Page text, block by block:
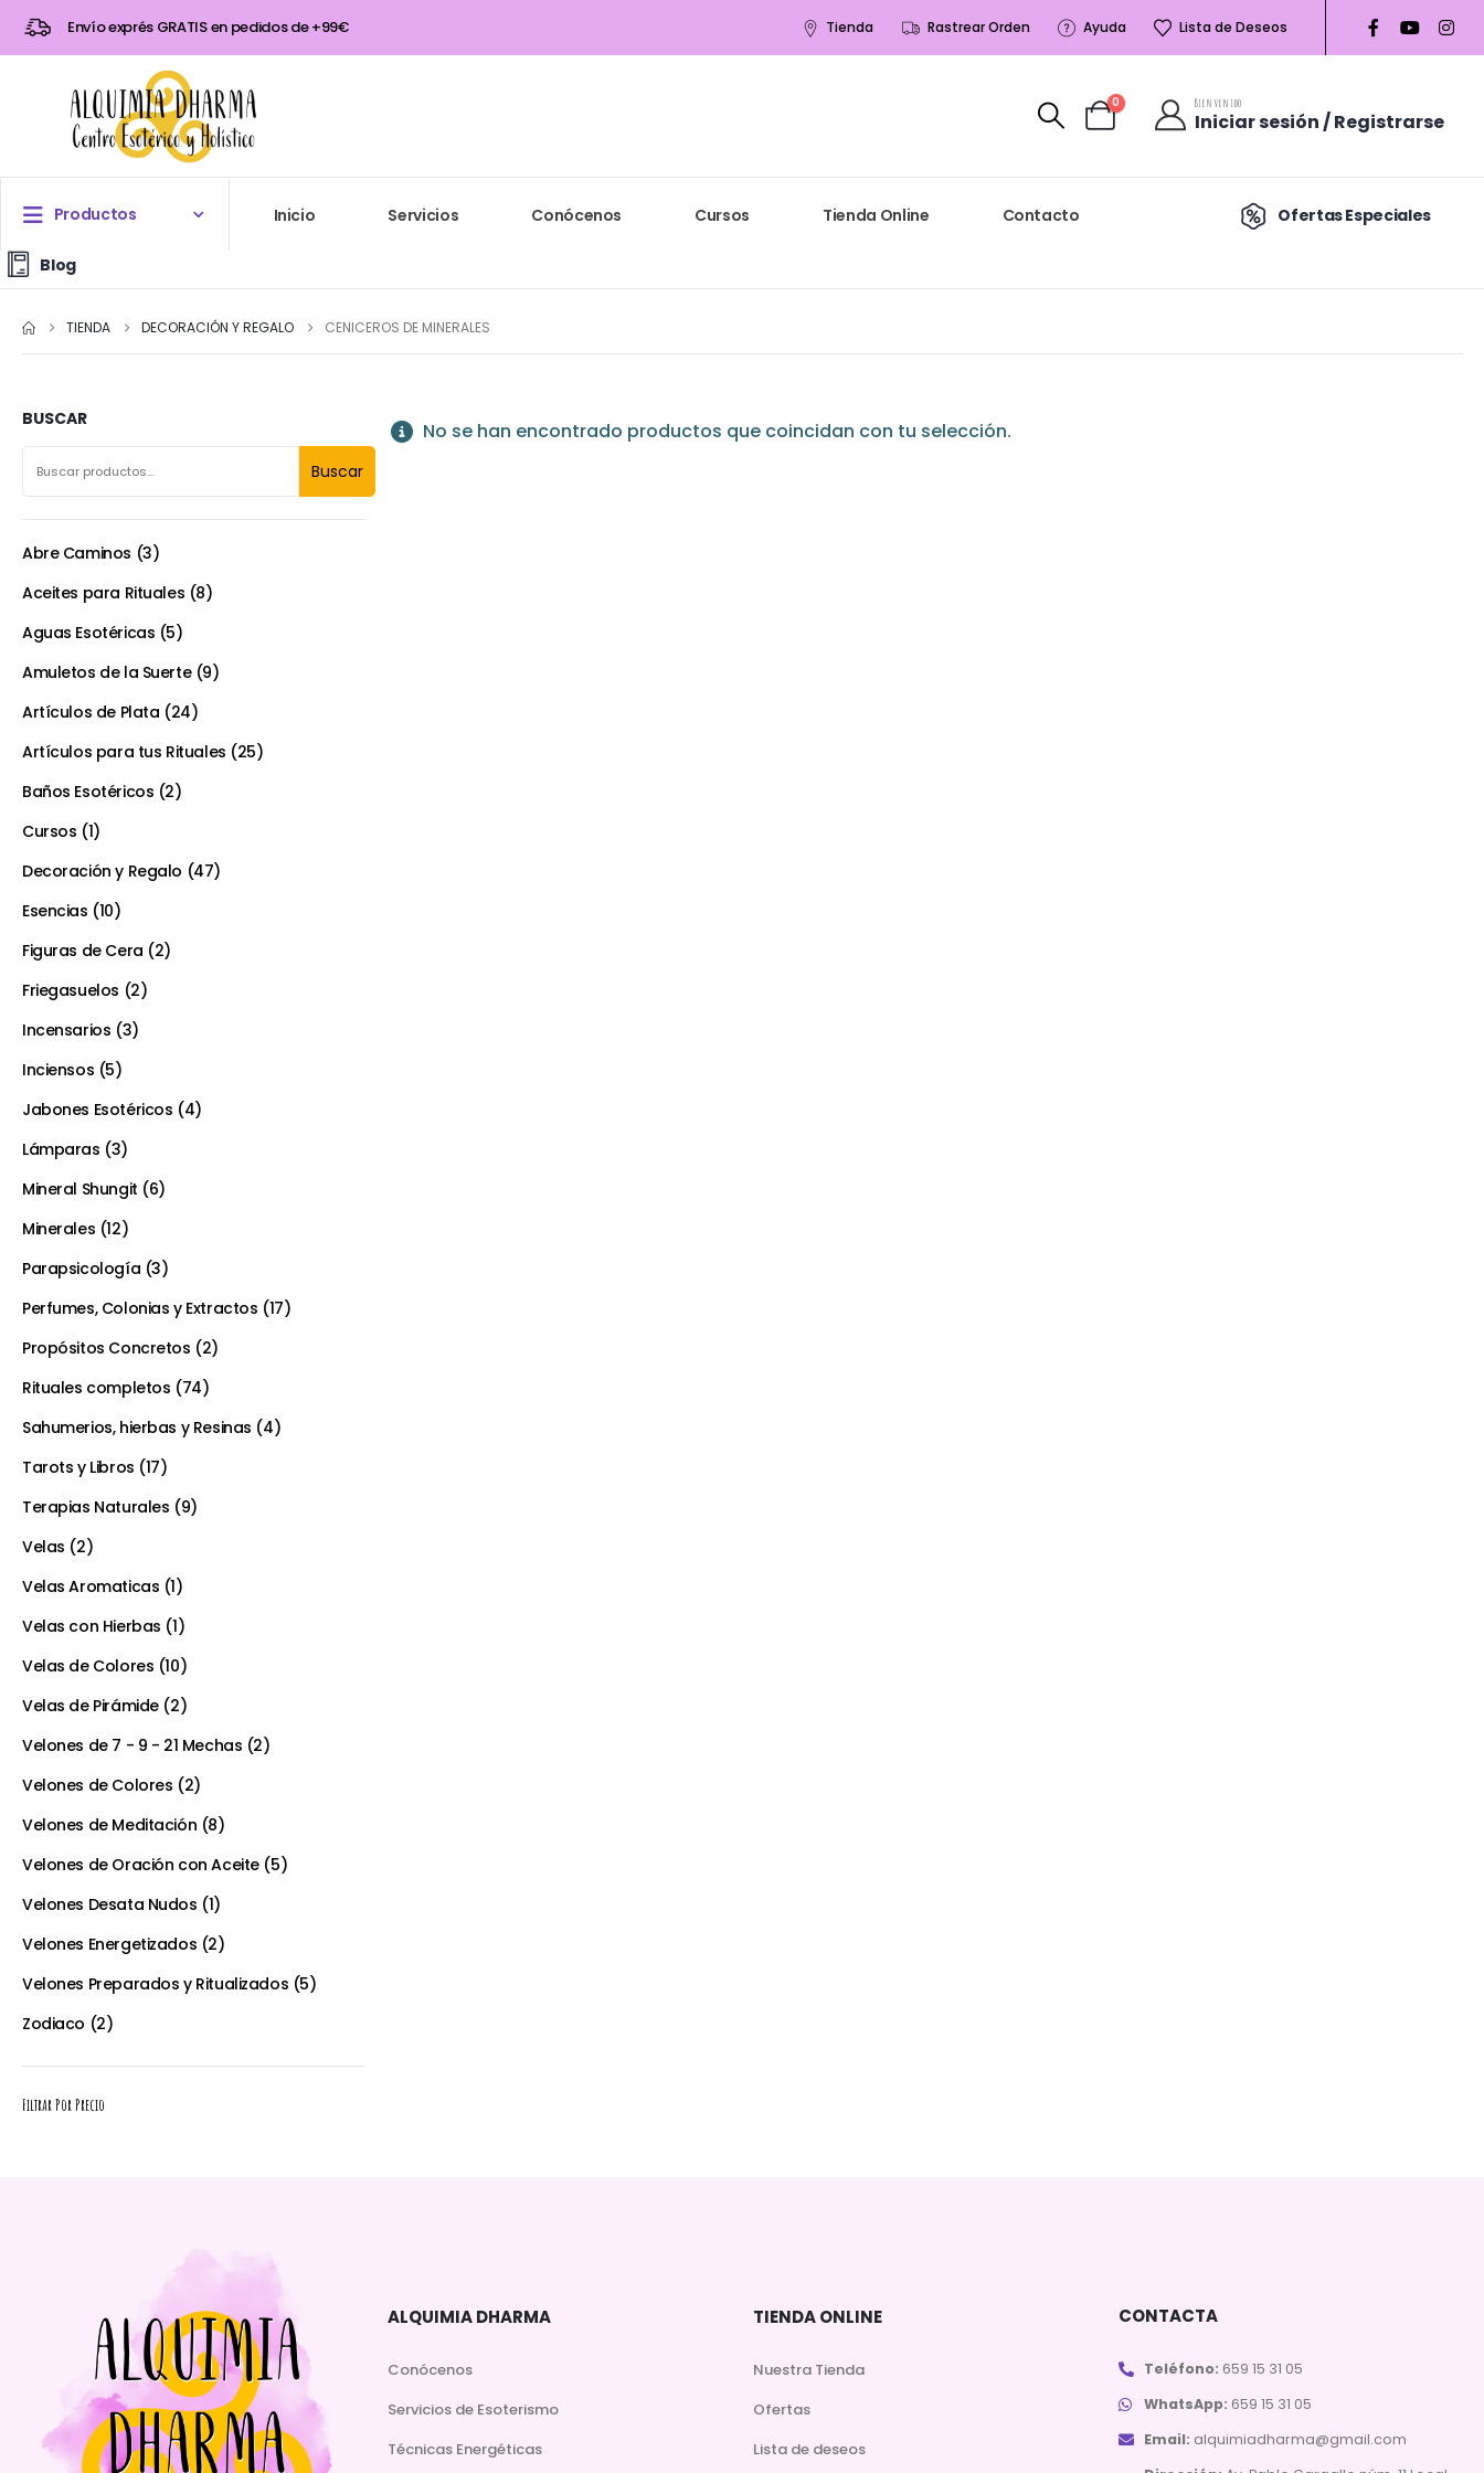
Envío exprés GRATIS en pedidos de +99€ Tienda Rastrear Orden Ayuda Lista de Deseos
0 Bienvenido
Iniciar sesión / Registrarse
Productos Inicio Servicios Conócenos Cursos Tienda Online Contacto Ofertas Especiales
Blog
TIENDA DECORACIÓN Y REGALO CENICEROS DE MINERALES
No se han encontrado productos que coincidan con tu selección.
BUSCAR
Buscar
Abre Caminos 3
Aceites para Rituales 8
Aguas Esotéricas 5
Amuletos de la Suerte 9
Artículos de Plata 24
Artículos para tus Rituales 25
Baños Esotéricos 2
Cursos 1
Decoración y Regalo 47
Esencias 10
Figuras de Cera 2
Friegasuelos 2
Incensarios 3
Inciensos 5
Jabones Esotéricos 4
Lámparas 3
Mineral Shungit 6
Minerales 12
Parapsicología 3
Perfumes, Colonias y Extractos 17
Propósitos Concretos 2
Rituales completos 74
Sahumerios, hierbas y Resinas 4
Tarots y Libros 17
Terapias Naturales 9
Velas 2
Velas Aromaticas 1
Velas con Hierbas 1
Velas de Colores 10
Velas de Pirámide 2
Velones de 7 - 9 - 21 Mechas 2
Velones de Colores 2
Velones de Meditación 8
Velones de Oración con Aceite 5
Velones Desata Nudos 1
Velones Energetizados 2
Velones Preparados y Ritualizados 5
Zodiaco 2
Filtrar Por Precio
ALQUIMIA DHARMA
Conócenos
Servicios de Esoterismo
Técnicas Energéticas
TIENDA ONLINE
Nuestra Tienda
Ofertas
Lista de deseos
CONTACTA
Teléfono: 659 15 31 05
WhatsApp: 659 15 31 05
Email: alquimiadharma@gmail.com